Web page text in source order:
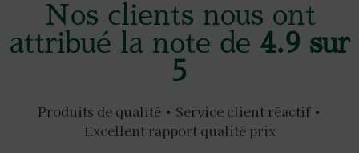
Nos clients nous ont
attribué la note de 4.9 sur
5
Produits de qualité • Service client réactif •
Excellent rapport qualité prix